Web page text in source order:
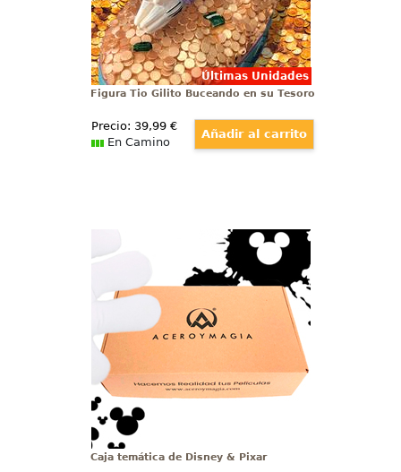
Últimas Unidades
Figura Tio Gilito Buceando en su Tesoro
Precio: 39,99€
En Camino
Caja temática de Disney & Pixar
Caja temática de Disney. ¿Crees
en la magia? Tenemos la caja más
cuqui del mundo de Walt Disney,
una caja sorpresa llena de
contenido Disney y Pixar para
amantes del mágico mundo de
Walt Disney.
Caja temática de Disney & Pixar